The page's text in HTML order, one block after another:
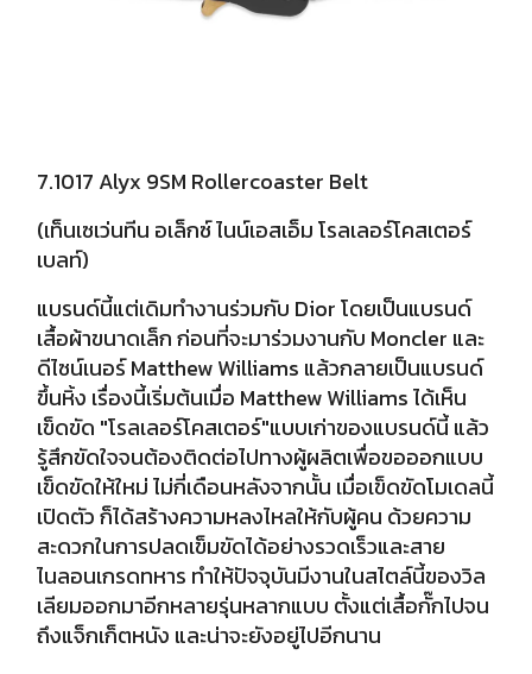
7.1017 Alyx 9SM Rollercoaster Belt
(เท็นเซเว่นทีน อเล็กซ์ ไนน์เอสเอ็ม โรลเลอร์โคสเตอร์
เบลท์)
แบรนด์นี้แต่เดิมทำงานร่วมกับ Dior โดยเป็นแบรนด์
เสื้อผ้าขนาดเล็ก ก่อนที่จะมาร่วมงานกับ Moncler และ
ดีไซน์เนอร์ Matthew Williams แล้วกลายเป็นแบรนด์
ขึ้นหิ้ง เรื่องนี้เริ่มต้นเมื่อ Matthew Williams ได้เห็น
เข็ดขัด "โรลเลอร์โคสเตอร์"แบบเก่าของแบรนด์นี้ แล้ว
รู้สึกขัดใจจนต้องติดต่อไปทางผู้ผลิตเพื่อขอออกแบบ
เข็ดขัดให้ใหม่ ไม่กี่เดือนหลังจากนั้น เมื่อเข็ดขัดโมเดลนี้
เปิดตัว ก็ได้สร้างความหลงไหลให้กับผู้คน ด้วยความ
สะดวกในการปลดเข็มขัดได้อย่างรวดเร็วและสาย
ไนลอนเกรดทหาร ทำให้ปัจจุบันมีงานในสไตล์นี้ของวิล
เลียมออกมาอีกหลายรุ่นหลากแบบ ตั้งแต่เสื้อกั๊กไปจน
ถึงแจ็กเก็ตหนัง และน่าจะยังอยู่ไปอีกนาน